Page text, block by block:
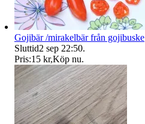
Gojibär /mirakelbär från gojibuske
Sluttid2 sep 22:50.
Pris:15 kr,Köp nu.